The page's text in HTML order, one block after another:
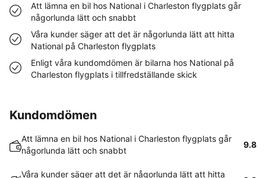
Att lämna en bil hos National i Charleston flygplats går
någorlunda lätt och snabbt
Våra kunder säger att det är någorlunda lätt att hitta
National på Charleston flygplats
Enligt våra kundomdömen är bilarna hos National på
Charleston flygplats i tillfredställande skick
Kundomdömen
Att lämna en bil hos National i Charleston flygplats går
någorlunda lätt och snabbt
9.8
Våra kunder säger att det är någorlunda lätt att hitta